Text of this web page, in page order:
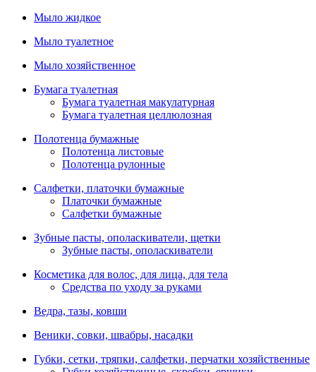
Мыло жидкое
Мыло туалетное
Мыло хозяйственное
Бумага туалетная
Бумага туалетная макулатурная
Бумага туалетная целлюлозная
Полотенца бумажные
Полотенца листовые
Полотенца рулонные
Салфетки, платочки бумажные
Платочки бумажные
Салфетки бумажные
Зубные пасты, ополаскиватели, щетки
Зубные пасты, ополаскиватели
Косметика для волос, для лица, для тела
Средства по уходу за руками
Ведра, тазы, ковши
Веники, совки, швабры, насадки
Губки, сетки, тряпки, салфетки, перчатки хозяйственные